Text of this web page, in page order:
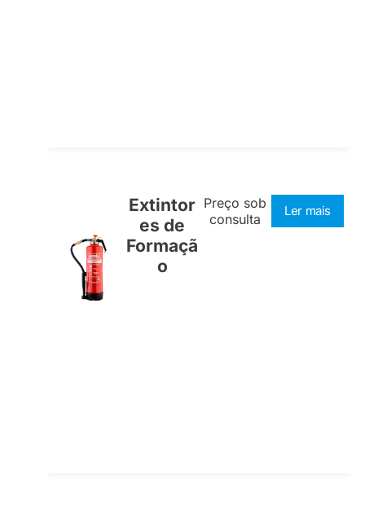
Extintor
es de
Formaçã
o
Preço sob
consulta
Ler mais